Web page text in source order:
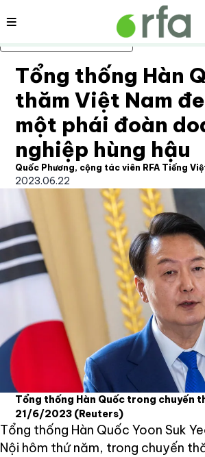
Bỏ qua nội dung chính
Nội dung
Tổng thống Hàn
thăm Việt Nam
một phái đoàn
nghiệp hùng hậu
Quốc Phương, cộng tác viên RFA Tiếng
2023.06.22
Tổng thống Hàn Quốc trong chuyến
21/6/2023 (Reuters)
Tổng thống Hàn Quốc Yoon Suk
Nội hôm thứ năm, trong chuyến